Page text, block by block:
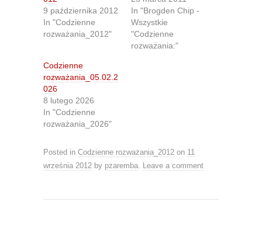
n
T
w
i
t
r
(
O
p
n
s
i
n
n
w
n
)
n
F
a
c
e
(
O
e
s
i
n
w
w
w
9 października 2012
In "Codzienne
rozważania_2012"
In "Brogden Chip -
Wszystkie
"Codzienne
rozważania:"
Codzienne
rozważania_05.02.2
026
8 lutego 2026
In "Codzienne
rozważania_2026"
Posted in Codzienne rozważania_2012 on 11
września 2012 by pzaremba. Leave a comment